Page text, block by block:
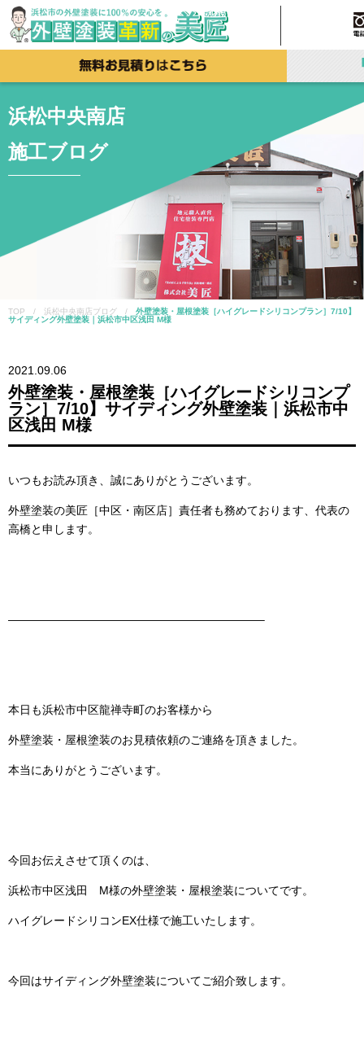
浜松中央南店
施工ブログ
TOP / 浜松中央南店ブログ / 外壁塗装・屋根塗装［ハイグレードシリコンプラン］7/10】
サイディング外壁塗装｜浜松市中区浅田 M様
2021.09.06
外壁塗装・屋根塗装［ハイグレードシリコンプ
ラン］7/10】サイディング外壁塗装｜浜松市中
区浅田 M様
いつもお読み頂き、誠にありがとうございます。
外壁塗装の美匠［中区・南区店］責任者も務めております、代表の
高橋と申します。
——————————————————————–
本日も浜松市中区龍禅寺町のお客様から
外壁塗装・屋根塗装のお見積依頼のご連絡を頂きました。
本当にありがとうございます。
今回お伝えさせて頂くのは、
浜松市中区浅田 M様の外壁塗装・屋根塗装についてです。
ハイグレードシリコンEX仕様で施工いたします。
今回はサイディング外壁塗装についてご紹介致します。